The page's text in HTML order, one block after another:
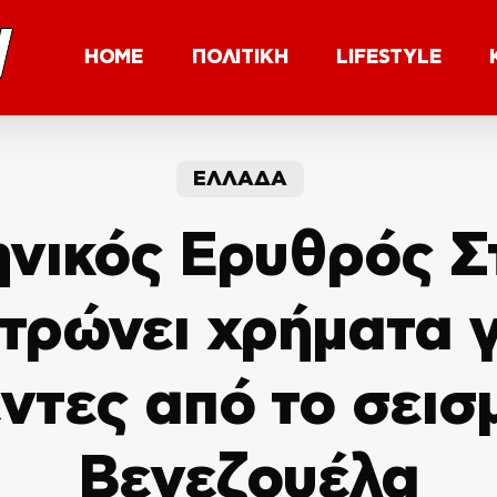
HOME ΠΟΛΙΤΙΚΗ LIFESTYLE
ΕΛΛΑΔΑ
Ερυθρός
χρήματα
από το
Βενεζουέλα